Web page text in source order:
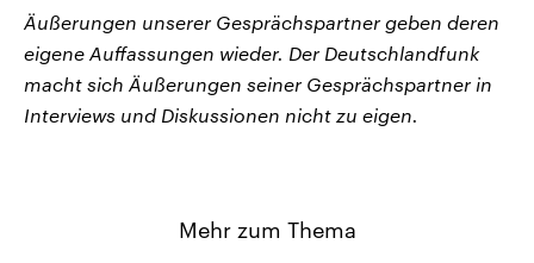
Äußerungen unserer Gesprächspartner geben deren
eigene Auffassungen wieder. Der Deutschlandfunk
macht sich Äußerungen seiner Gesprächspartner in
Interviews und Diskussionen nicht zu eigen.
Mehr zum Thema